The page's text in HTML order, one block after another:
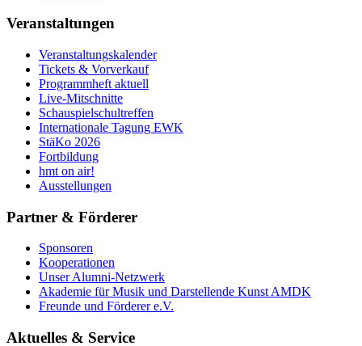
Veranstaltungen
Veranstaltungskalender
Tickets & Vorverkauf
Programmheft aktuell
Live-Mitschnitte
Schauspielschultreffen
Internationale Tagung EWK
StäKo 2026
Fortbildung
hmt on air!
Ausstellungen
Partner & Förderer
Sponsoren
Kooperationen
Unser Alumni-Netzwerk
Akademie für Musik und Darstellende Kunst AMDK
Freunde und Förderer e.V.
Aktuelles & Service